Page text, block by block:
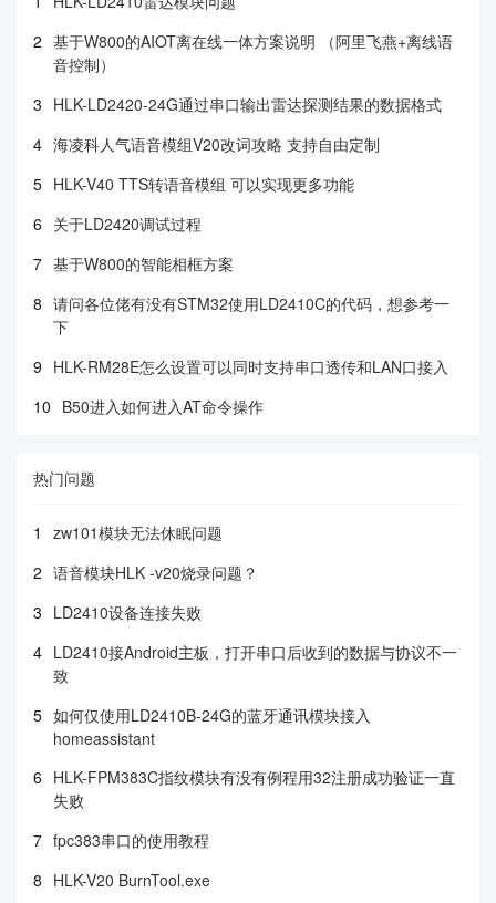
2 基于W800的AIOT离在线一体方案说明 （阿里飞燕+离线语
音控制）
3 HLK-LD2420-24G通过串口输出雷达探测结果的数据格式
4 海凌科人气语音模组V20改词攻略 支持自由定制
5 HLK-V40 TTS转语音模组 可以实现更多功能
6 关于LD2420调试过程
7 基于W800的智能相框方案
8 请问各位佬有没有STM32使用LD2410C的代码，想参考一
下
9 HLK-RM28E怎么设置可以同时支持串口透传和LAN口接入
10 B50进入如何进入AT命令操作
热门问题
1
zw101模块无法休眠问题
2 语音模块HLK -v20烧录问题？
3 LD2410设备连接失败
4 LD2410接Android主板，打开串口后收到的数据与协议不一
致
5 如何仅使用LD2410B-24G的蓝牙通讯模块接入
homeassistant
6 HLK-FPM383C指纹模块有没有例程用32注册成功验证一直
失败
7 fpc383串口的使用教程
8 HLK-V20 BurnTool.exe